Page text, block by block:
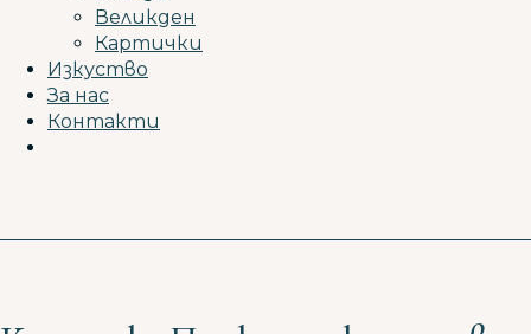
Великден
Картички
Изкуство
За нас
Контакти